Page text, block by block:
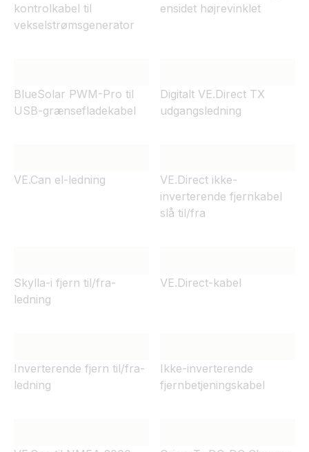
kontrolkabel til
vekselstrømsgenerator
ensidet højrevinklet
BlueSolar PWM-Pro til
USB-grænsefladekabel
Digitalt VE.Direct TX
udgangsledning
VE.Can el-ledning
VE.Direct ikke-
inverterende fjernkabel
slå til/fra
Skylla-i fjern til/fra-
ledning
VE.Direct-kabel
Inverterende fjern til/fra-
ledning
Ikke-inverterende
fjernbetjeningskabel